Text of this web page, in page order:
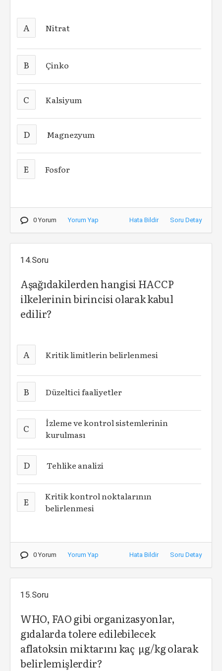
A Nitrat
B Çinko
C Kalsiyum
D Magnezyum
E Fosfor
0 Yorum Yorum Yap Hata Bildir Soru Detay
14.Soru
Aşağıdakilerden hangisi HACCP
ilkelerinin birincisi olarak kabul
edilir?
A Kritik limitlerin belirlenmesi
B Düzeltici faaliyetler
C
İzleme ve kontrol sistemlerinin
kurulması
D Tehlike analizi
E
Kritik kontrol noktalarının
belirlenmesi
0 Yorum Yorum Yap Hata Bildir Soru Detay
15.Soru
WHO, FAO gibi organizasyonlar,
gıdalarda tolere edilebilecek
aflatoksin miktarını kaç µg/kg olarak
belirlemişlerdir?